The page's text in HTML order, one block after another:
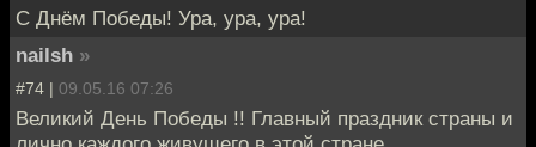
С Днём Победы! Ура, ура, ура!
nailsh »
#74 | 09.05.16 07:26
Великий День Победы !! Главный праздник страны и